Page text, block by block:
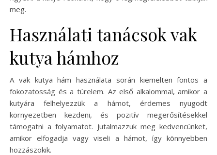
meg.
Használati tanácsok vak
kutya hámhoz
A vak kutya hám használata során kiemelten fontos a
fokozatosság és a türelem. Az első alkalommal, amikor a
kutyára felhelyezzük a hámot, érdemes nyugodt
környezetben kezdeni, és pozitív megerősítésekkel
támogatni a folyamatot. Jutalmazzuk meg kedvencünket,
amikor elfogadja vagy viseli a hámot, így könnyebben
hozzászokik.